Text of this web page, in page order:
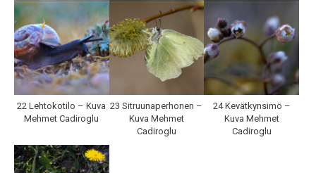
22 Lehtokotilo – Kuva
Mehmet Cadiroglu
23 Sitruunaperhonen –
Kuva Mehmet
Cadiroglu
24 Kevätkynsimö –
Kuva Mehmet
Cadiroglu